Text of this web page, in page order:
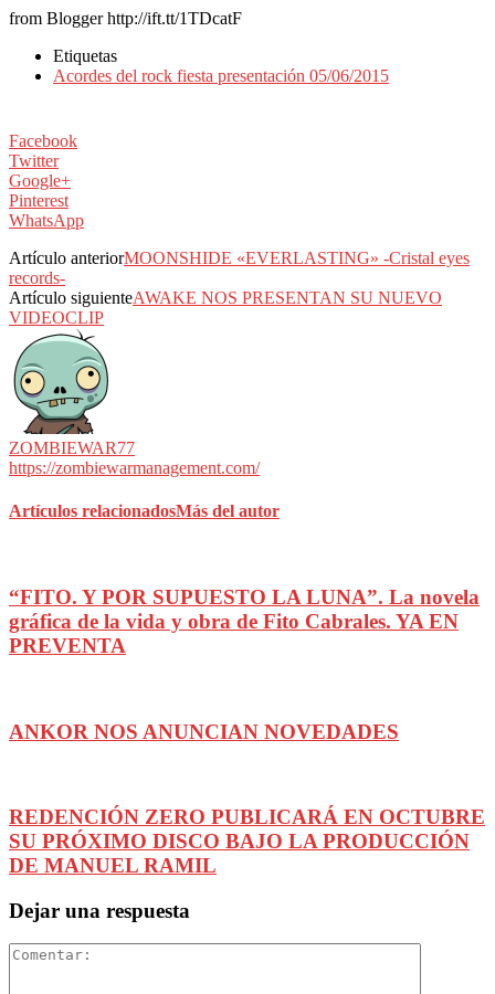
from Blogger http://ift.tt/1TDcatF
Etiquetas
Acordes del rock fiesta presentación 05/06/2015
Facebook
Twitter
Google+
Pinterest
WhatsApp
Artículo anteriorMOONSHIDE «EVERLASTING» -Cristal eyes
records-
Artículo siguienteAWAKE NOS PRESENTAN SU NUEVO
VIDEOCLIP
ZOMBIEWAR77
https://zombiewarmanagement.com/
Artículos relacionadosMás del autor
“FITO. Y POR SUPUESTO LA LUNA”. La novela
gráfica de la vida y obra de Fito Cabrales. YA EN
PREVENTA
ANKOR NOS ANUNCIAN NOVEDADES
REDENCIÓN ZERO PUBLICARÁ EN OCTUBRE
SU PRÓXIMO DISCO BAJO LA PRODUCCIÓN
DE MANUEL RAMIL
Dejar una respuesta